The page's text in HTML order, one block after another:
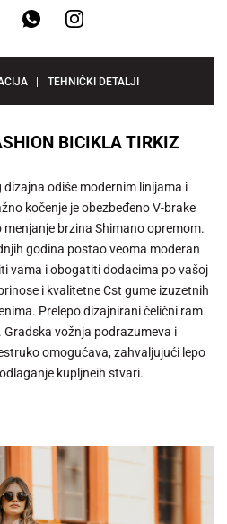
TEHNIČKI DETALJI
BICIKLA TIRKIZ
odiše modernim linijama i
kočenje je obezbeđeno V-brake
brzina Shimano opremom.
godina postao veoma moderan
vama i obogatiti dodacima po vašoj
i kvalitetne Cst gume izuzetnih
Prelepo dizajnirani čelični ram
vožnja podrazumeva i
omogućava, zahvaljujući lepo
kupljneih stvari.